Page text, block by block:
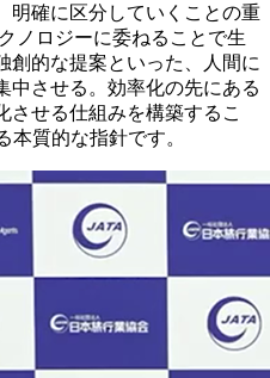
明確に区分していくことの重
ノロジーに委ねることで生
創的な提案といった、人間に
中させる。効率化の先にある
させる仕組みを構築するこ
質的な指針です。